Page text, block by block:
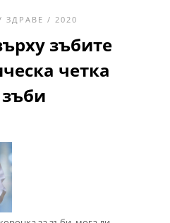
ЗДРАВЕ / 2020
зъбите
четка